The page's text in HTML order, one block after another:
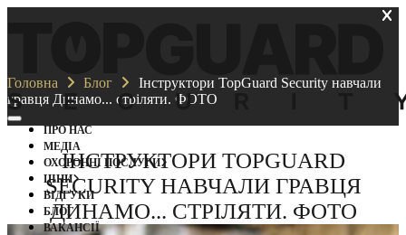
ПРО НАС
МЕДІА
ОХОРОННІ ПОСЛУГИ
ЦІНИ
ВІДГУКИ
БЛОГ
ВАКАНCІЇ
Головна Блог
Інструктори TopGuard Security навчали
гравця Динамо... стріляти. ФОТО
ІНСТРУКТОРИ TOPGUARD
SECURITY НАВЧАЛИ ГРАВЦЯ
ДИНАМО... СТРІЛЯТИ. ФОТО